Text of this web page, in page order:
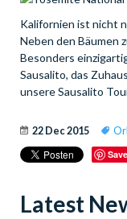
Kalifornien ist nicht
Neben den Bäumen
Besonders
Sausalito, das
unsere Sausalito
22 Dec 2015
Save
Latest